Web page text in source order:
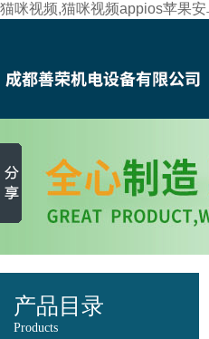
猫咪视频,猫咪视频appios苹果
产品目录
Products